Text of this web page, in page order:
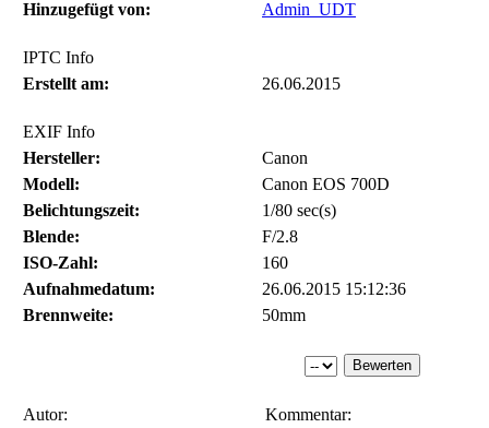
Hinzugefügt von:
Admin_UDT
IPTC Info
Erstellt am:
26.06.2015
EXIF Info
Hersteller:
Canon
Modell:
Canon EOS 700D
Belichtungszeit:
1/80 sec(s)
Blende:
F/2.8
ISO-Zahl:
160
Aufnahmedatum:
26.06.2015 15:12:36
Brennweite:
50mm
Autor:
Kommentar: